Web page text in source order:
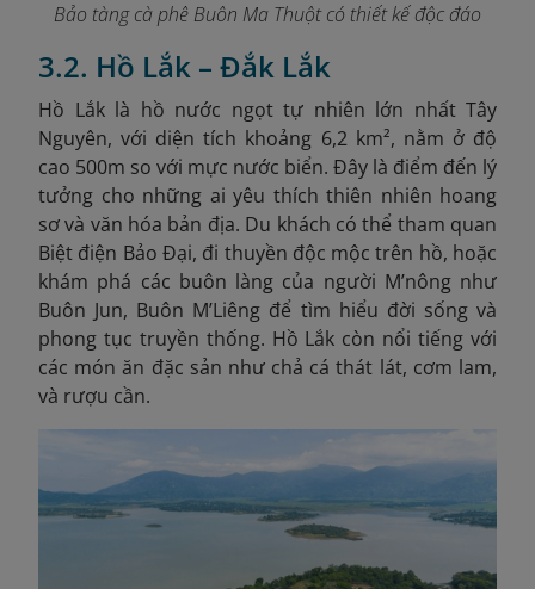
Bảo tàng cà phê Buôn Ma Thuột có thiết kế độc đáo
3.2. Hồ Lắk – Đắk Lắk
Hồ Lắk là hồ nước ngọt tự nhiên lớn nhất Tây
Nguyên, với diện tích khoảng 6,2 km², nằm ở độ
cao 500m so với mực nước biển. Đây là điểm đến lý
tưởng cho những ai yêu thích thiên nhiên hoang
sơ và văn hóa bản địa. Du khách có thể tham quan
Biệt điện Bảo Đại, đi thuyền độc mộc trên hồ, hoặc
khám phá các buôn làng của người M’nông như
Buôn Jun, Buôn M’Liêng để tìm hiểu đời sống và
phong tục truyền thống. Hồ Lắk còn nổi tiếng với
các món ăn đặc sản như chả cá thát lát, cơm lam,
và rượu cần.